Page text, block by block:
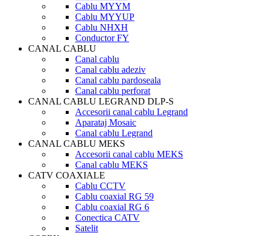
Cablu MYYM
Cablu MYYUP
Cablu NHXH
Conductor FY
CANAL CABLU
Canal cablu
Canal cablu adeziv
Canal cablu pardoseala
Canal cablu perforat
CANAL CABLU LEGRAND DLP-S
Accesorii canal cablu Legrand
Aparataj Mosaic
Canal cablu Legrand
CANAL CABLU MEKS
Accesorii canal cablu MEKS
Canal cablu MEKS
CATV COAXIALE
Cablu CCTV
Cablu coaxial RG 59
Cablu coaxial RG 6
Conectica CATV
Satelit